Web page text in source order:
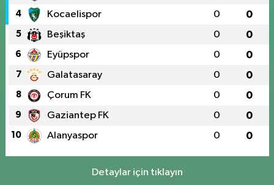
4 Kocaelispor 0 0
5 Beşiktaş 0 0
6 Eyüpspor 0 0
7 Galatasaray 0 0
8 Çorum FK 0 0
9 Gaziantep FK 0 0
10 Alanyaspor 0 0
Detaylar için tıklayın